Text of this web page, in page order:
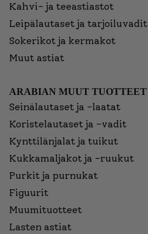
Kahvi- ja teeastiastot
Leipälautaset ja tarjoiluvadit
Sokerikot ja kermakot
Muut astiat
ARABIAN MUUT TUOTTEET
Seinälautaset ja -laatat
Koristelautaset ja -vadit
Kynttilänjalat ja tuikut
Kukkamaljakot ja -ruukut
Purkit ja purnukat
Figuurit
Muumituotteet
Lasten astiat